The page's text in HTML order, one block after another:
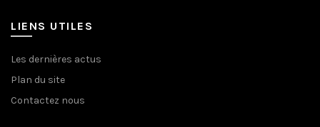
LIENS UTILES
Les dernières actus
Plan du site
Contactez nous